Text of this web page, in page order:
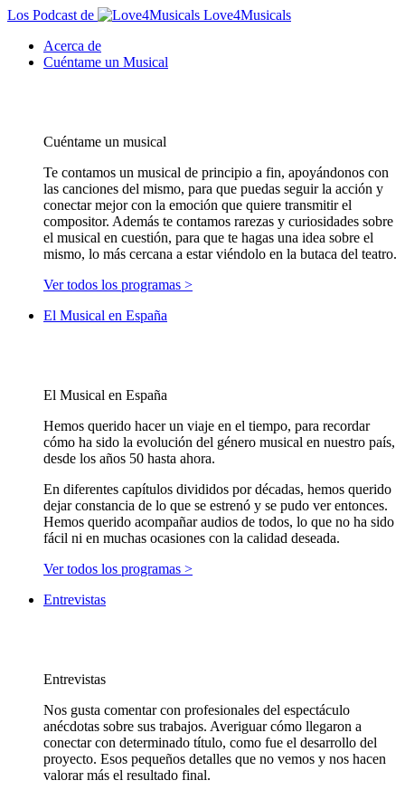
Los Podcast de
Love4Musicals
Acerca de
Cuéntame un Musical
Cuéntame un musical
Te contamos un musical de principio a fin, apoyándonos con
las canciones del mismo, para que puedas seguir la acción y
conectar mejor con la emoción que quiere transmitir el
compositor. Además te contamos rarezas y curiosidades sobre
el musical en cuestión, para que te hagas una idea sobre el
mismo, lo más cercana a estar viéndolo en la butaca del teatro.
Ver todos los programas >
El Musical en España
El Musical en España
Hemos querido hacer un viaje en el tiempo, para recordar
cómo ha sido la evolución del género musical en nuestro país,
desde los años 50 hasta ahora.
En diferentes capítulos divididos por décadas, hemos querido
dejar constancia de lo que se estrenó y se pudo ver entonces.
Hemos querido acompañar audios de todos, lo que no ha sido
fácil ni en muchas ocasiones con la calidad deseada.
Ver todos los programas >
Entrevistas
Entrevistas
Nos gusta comentar con profesionales del espectáculo
anécdotas sobre sus trabajos. Averiguar cómo llegaron a
conectar con determinado título, como fue el desarrollo del
proyecto. Esos pequeños detalles que no vemos y nos hacen
valorar más el resultado final.